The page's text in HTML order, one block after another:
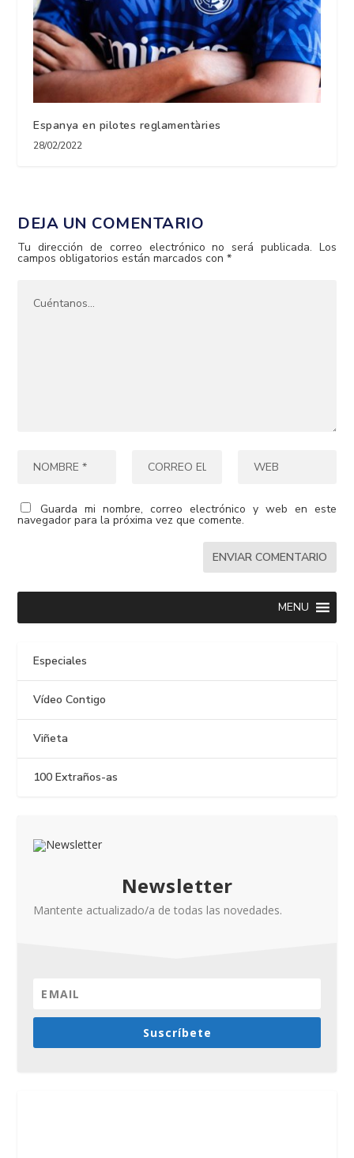
Espanya en pilotes reglamentàries
28/02/2022
DEJA UN COMENTARIO
Tu dirección de correo electrónico no será publicada. Los
campos obligatorios están marcados con*
Guarda mi nombre, correo electrónico y web en este
navegador para la próxima vez que comente.
MENU
Especiales
Vídeo Contigo
Viñeta
100 Extraños-as
Newsletter
Mantente actualizado/a de todas las novedades.
Suscríbete